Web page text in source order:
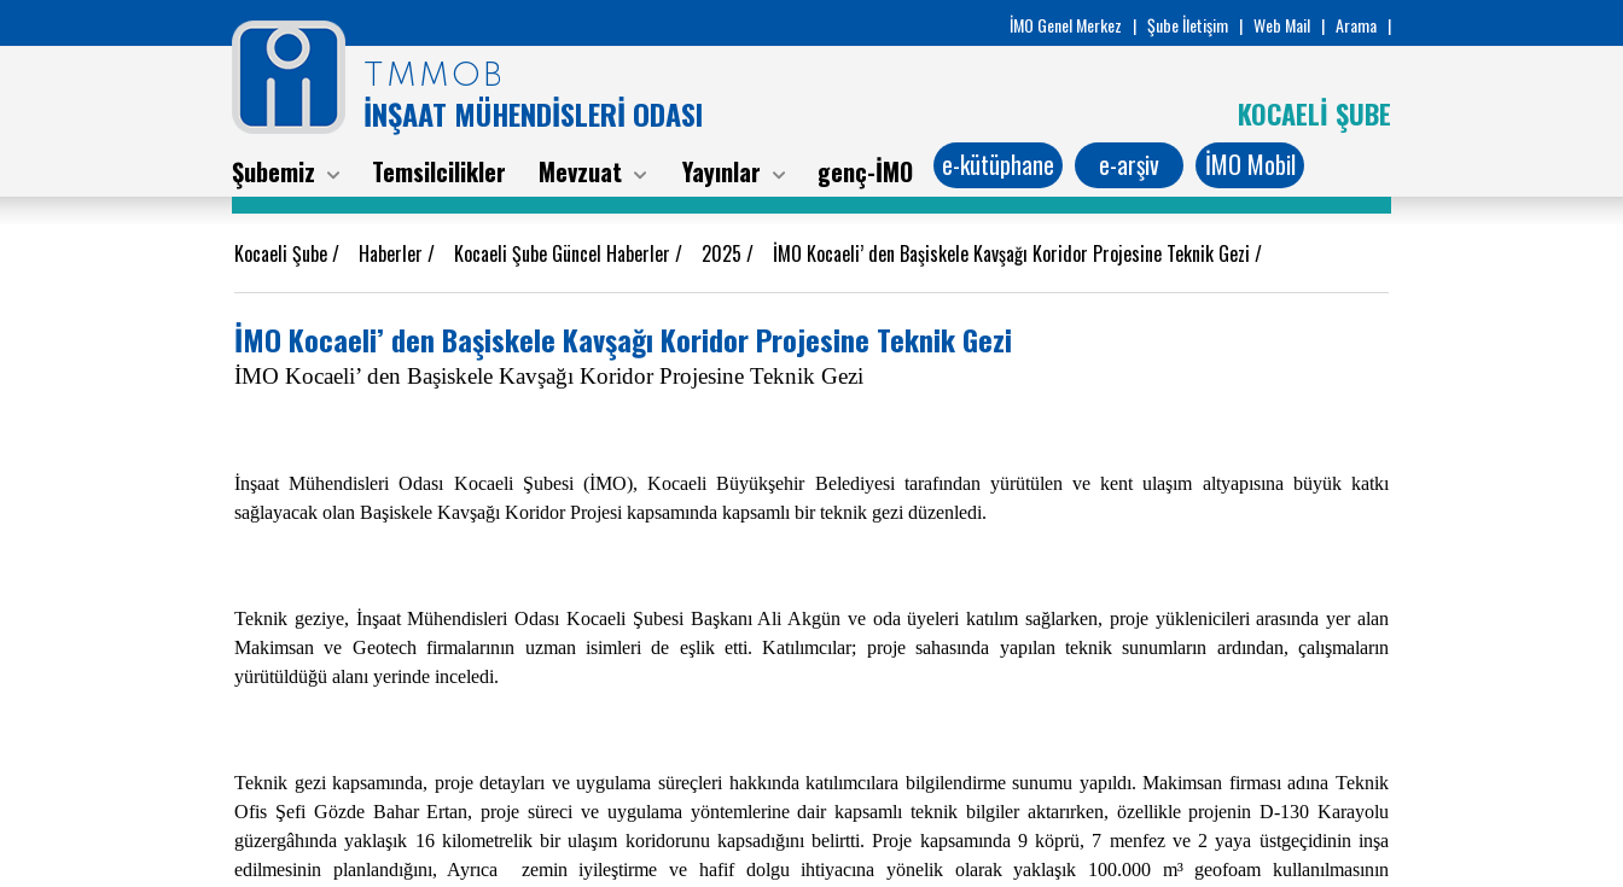
İMO Genel Merkez | Şube İletişim | Web Mail | Arama |
TMMOB
İNŞAAT MÜHENDİSLERİ ODASI KOCAELİ ŞUBE
Şubemiz Temsilcilikler Mevzuat Yayınlar genç-İMO e-kütüphane e-arşiv İMO Mobil
Kocaeli Şube/ Haberler / Kocaeli Şube Güncel Haberler / 2025 / İMO Kocaeli’ den Başiskele Kavşağı Koridor Projesine Teknik Gezi /
İMO Kocaeli’ den Başiskele Kavşağı Koridor Projesine Teknik Gezi
İMO Kocaeli’ den Başiskele Kavşağı Koridor Projesine Teknik Gezi
İnşaat Mühendisleri Odası Kocaeli Şubesi (İMO), Kocaeli Büyükşehir Belediyesi tarafından yürütülen ve kent ulaşım altyapısına büyük katkı
sağlayacak olan Başiskele Kavşağı Koridor Projesi kapsamında kapsamlı bir teknik gezi düzenledi.
Teknik geziye, İnşaat Mühendisleri Odası Kocaeli Şubesi Başkanı Ali Akgün ve oda üyeleri katılım sağlarken, proje yüklenicileri arasında yer alan
Makimsan ve Geotech firmalarının uzman isimleri de eşlik etti. Katılımcılar; proje sahasında yapılan teknik sunumların ardından, çalışmaların
yürütüldüğü alanı yerinde inceledi.
Teknik gezi kapsamında, proje detayları ve uygulama süreçleri hakkında katılımcılara bilgilendirme sunumu yapıldı. Makimsan firması adına Teknik
Ofis Şefi Gözde Bahar Ertan, proje süreci ve uygulama yöntemlerine dair kapsamlı teknik bilgiler aktarırken, özellikle projenin D-130 Karayolu
güzergâhında yaklaşık 16 kilometrelik bir ulaşım koridorunu kapsadığını belirtti. Proje kapsamında 9 köprü, 7 menfez ve 2 yaya üstgeçidinin inşa
edilmesinin planlandığını, Ayrıca zemin iyileştirme ve hafif dolgu ihtiyacına yönelik olarak yaklaşık 100.000 m³ geofoam kullanılmasının